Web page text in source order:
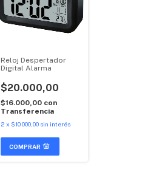
Reloj Despertador
Digital Alarma
$20.000,00
$16.000,00 con
Transferencia
2 x $10.000,00 sin interés